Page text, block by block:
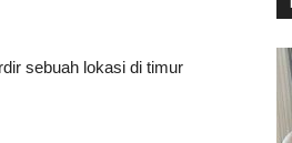
sebuah lokasi di timur